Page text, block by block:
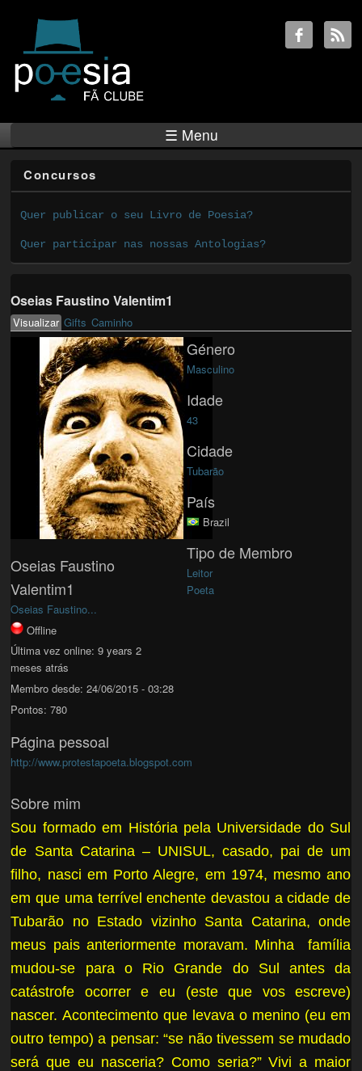
☰ Menu
Concursos
Quer publicar o seu Livro de Poesia?
Quer participar nas nossas Antologias?
Oseias Faustino Valentim1
Primary tabs
Visualizar(active tab)
Gifts Caminho
Oseias Faustino
Valentim1
Oseias Faustino...
Offline
Última vez online: 9 years 2
meses atrás
Membro desde: 24/06/2015 - 03:28
Pontos: 780
Género
Masculino
Idade
43
Cidade
Tubarão
País
Brazil
Tipo de Membro
Leitor
Poeta
Página pessoal
http://www.protestapoeta.blogspot.com
Sobre mim
Sou formado em História pela Universidade do Sul
de Santa Catarina – UNISUL, casado, pai de um
filho, nasci em Porto Alegre, em 1974, mesmo ano
em que uma terrível enchente devastou a cidade de
Tubarão no Estado vizinho Santa Catarina, onde
meus pais anteriormente moravam. Minha família
mudou-se para o Rio Grande do Sul antes da
catástrofe ocorrer e eu (este que vos escreve)
nascer. Acontecimento que levava o menino (eu em
outro tempo) a pensar: “se não tivessem se mudado
será que eu nasceria? Como seria?” Vivi a maior